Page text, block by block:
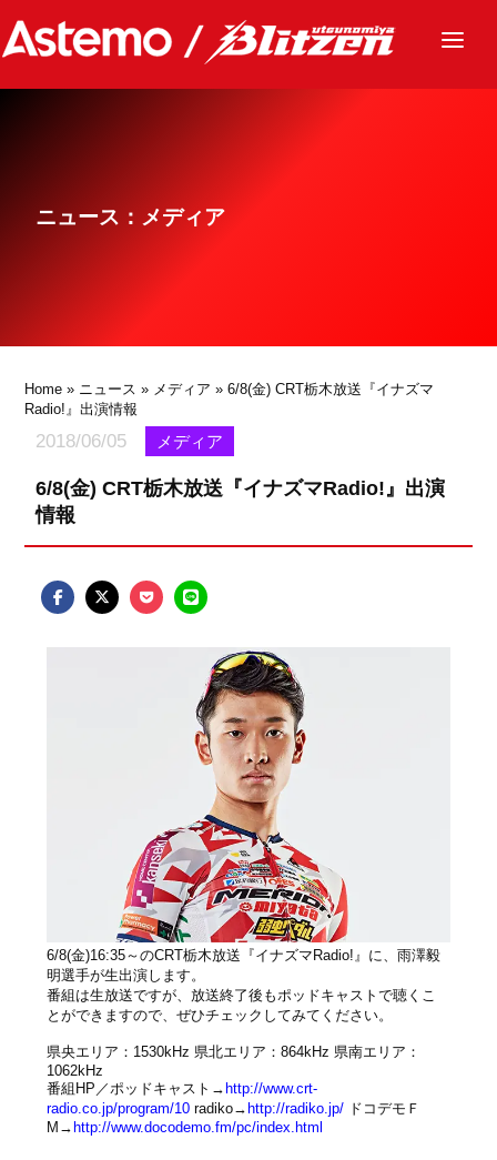
ニュース
グッズ
ニュース：メディア
Home » ニュース » メディア » 6/8(金) CRT栃木放送『イナズマ
Radio!』出演情報
2018/06/05 メディア
6/8(金) CRT栃木放送『イナズマRadio!』出演
情報
6/8(金)16:35～のCRT栃木放送『イナズマRadio!』に、雨澤毅
明選手が生出演します。
番組は生放送ですが、放送終了後もポッドキャストで聴くこ
とができますので、ぜひチェックしてみてください。
県央エリア：1530kHz 県北エリア：864kHz 県南エリア：
1062kHz
番組HP／ポッドキャスト→http://www.crt-
radio.co.jp/program/10 radiko→http://radiko.jp/ ドコデモＦ
M→http://www.docodemo.fm/pc/index.html